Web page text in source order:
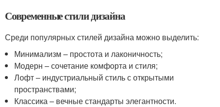
Современные стили дизайна
Среди популярных стилей дизайна можно выделить:
Минимализм – простота и лаконичность;
Модерн – сочетание комфорта и стиля;
Лофт – индустриальный стиль с открытыми
пространствами;
Классика – вечные стандарты элегантности.